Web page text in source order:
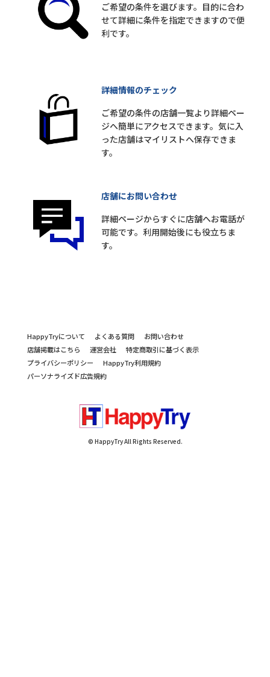
ご希望の条件を選びます。目的に合わ
せて詳細に条件を指定できますので便
利です。
詳細情報のチェック
ご希望の条件の店舗一覧より詳細ペー
ジへ簡単にアクセスできます。気に入
った店舗はマイリストへ保存できま
す。
店舗にお問い合わせ
詳細ページからすぐに店舗へお電話が
可能です。利用開始後にも役立ちま
す。
HappyTryについて よくある質問
お問い合わせ
店舗掲載はこちら
運営会社
特定商取引に基づく表示
プライバシーポリシー
HappyTry利用規約
パーソナライズド広告規約
© HappyTry All Rights Reserved.